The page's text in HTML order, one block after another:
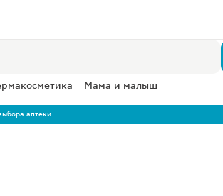
Мама и малыш
аптеки